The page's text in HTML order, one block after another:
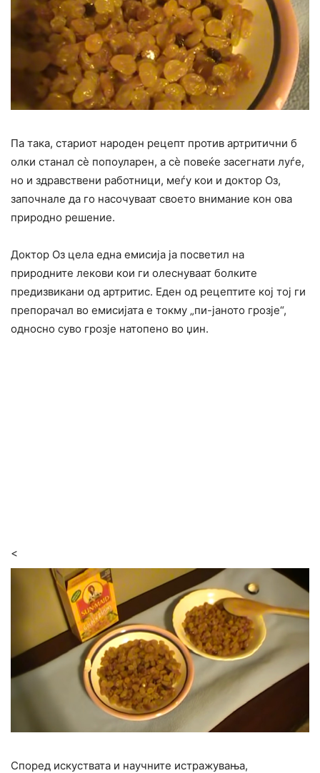
Па така, стариот народен рецепт против артритични б
олки станал сè попоуларен, а сè повеќе засегнати луѓе,
но и здравствени работници, меѓу кои и доктор Оз,
започнале да го насочуваат своето внимание кон ова
природно решение.
Доктор Оз цела една емисија ја посветил на
природните лекови кои ги олеснуваат болките
предизвикани од артритис. Еден од рецептите кој тој ги
препорачал во емисијата е токму „пи-јаното грозје“,
односно суво грозје натопено во џин.
<
Според искуствата и научните истражувања,